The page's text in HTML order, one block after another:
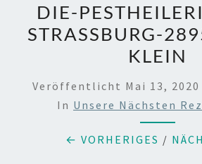
DIE-
STRASSBURG-
KLEIN
Veröffentlicht Mai 13, 2020
In Unsere Nächsten
← VORHERIGES /